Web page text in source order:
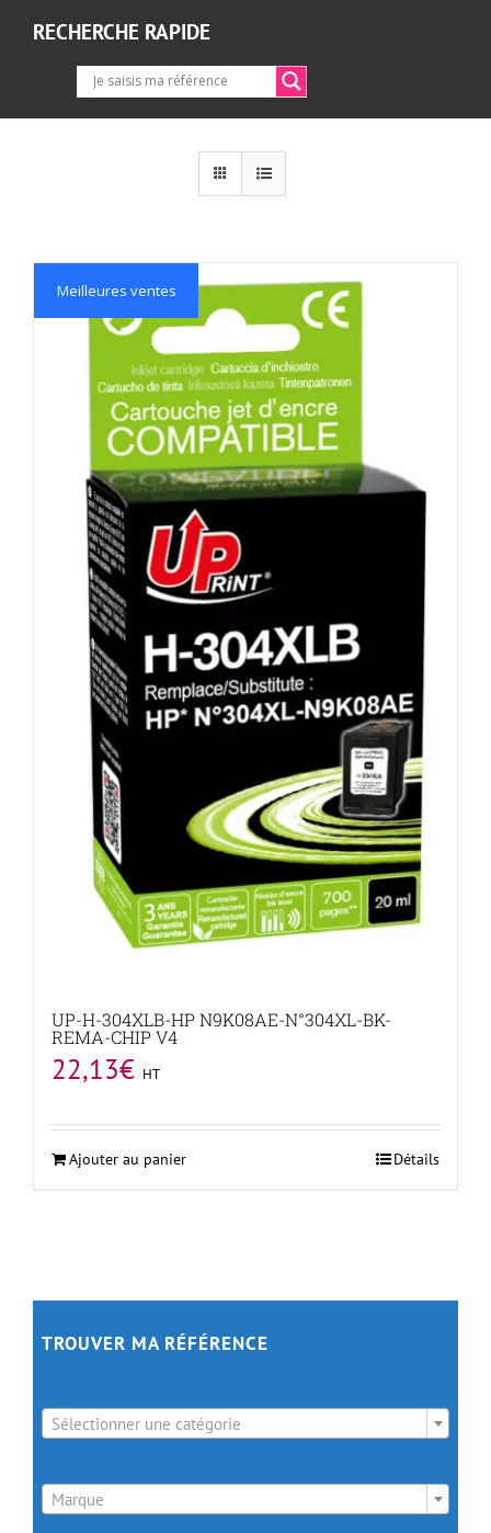
RECHERCHE RAPIDE
Meilleures ventes
UP-H-304XLB-HP N9K08AE-N°304XL-BK-
REMA-CHIP V4
22,13€ HT
Ajouter au panier Détails
TROUVER MA RÉFÉRENCE
Sélectionner une catégorie
Marque